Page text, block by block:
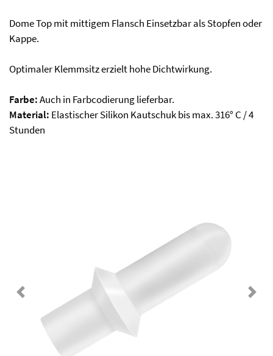
Dome Top mit mittigem Flansch Einsetzbar als Stopfen oder
Kappe.
Optimaler Klemmsitz erzielt hohe Dichtwirkung.
Farbe:Auch in Farbcodierung lieferbar.
Material: Elastischer Silikon Kautschuk bis max. 316° C / 4
Stunden
Previous Next